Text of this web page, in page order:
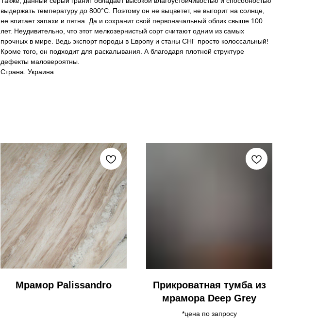
выдержать температуру до 800°C. Поэтому он не выцветет, не выгорит на солнце,
не впитает запахи и пятна. Да и сохранит свой первоначальный облик свыше 100
лет. Неудивительно, что этот мелкозернистый сорт считают одним из самых
прочных в мире. Ведь экспорт породы в Европу и станы СНГ просто колоссальный!
Кроме того, он подходит для раскалывания. А благодаря плотной структуре
дефекты маловероятны.
Страна: Украина
Мрамор Palissandro
Прикроватная тумба из
мрамора Deep Grey
*цена по запросу